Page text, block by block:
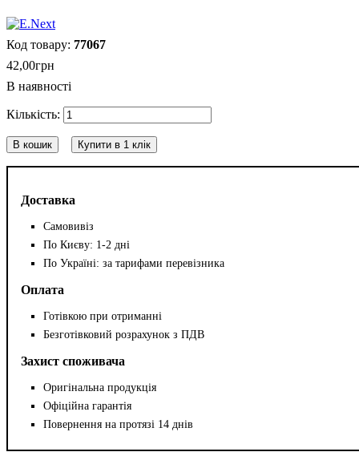
77067
42,00грн
В наявності
В кошик Купити в 1 клік
Доставка
Самовивіз
По Києву: 1-2 дні
По Україні: за тарифами перевізника
Оплата
Готівкою при отриманні
Безготівковий розрахунок з ПДВ
Захист споживача
Оригінальна продукція
Офіційна гарантія
Повернення на протязі 14 днів